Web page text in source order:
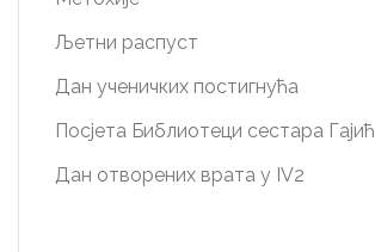
Љетни распуст
Дан ученичких постигнућа
Посјета Библиотеци сестара Гајић
Дан отворених врата у IV2